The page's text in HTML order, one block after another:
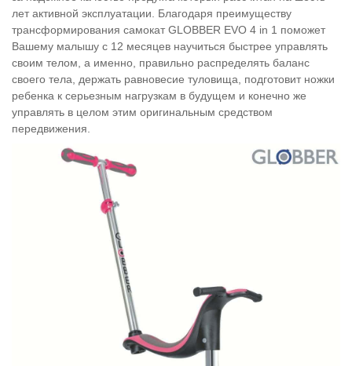
лет активной эксплуатации. Благодаря преимуществу
трансформирования самокат GLOBBER EVO 4 in 1 поможет
Вашему малышу с 12 месяцев научиться быстрее управлять
своим телом, а именно, правильно распределять баланс
своего тела, держать равновесие туловища, подготовит ножки
ребенка к серьезным нагрузкам в будущем и конечно же
управлять в целом этим оригинальным средством
передвижения.